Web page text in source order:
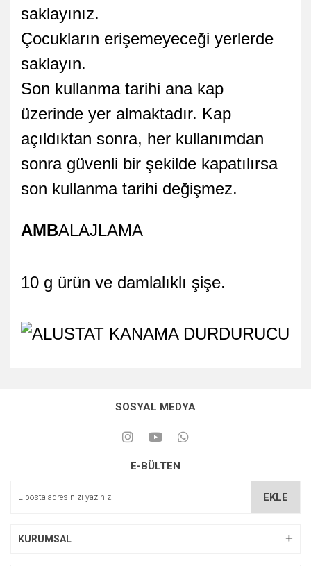
saklayınız.
Çocukların erişemeyeceği yerlerde
saklayın.
Son kullanma tarihi ana kap
üzerinde yer almaktadır. Kap
açıldıktan sonra, her kullanımdan
sonra güvenli bir şekilde kapatılırsa
son kullanma tarihi değişmez.
AMBALAJLAMA
10 g ürün ve damlalıklı şişe.
SOSYAL MEDYA
E-BÜLTEN
EKLE
KURUMSAL